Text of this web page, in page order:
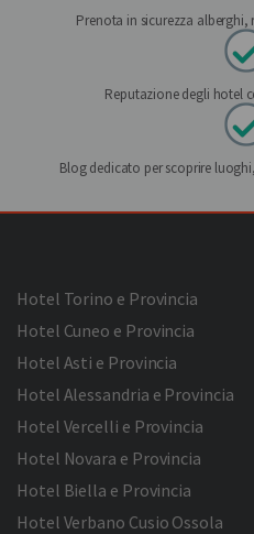
Prenota in sicurezza
Reputazione degli hotel
Blog dedicato per scoprire
Hotel Torino e Provincia
Hotel Cuneo e Provincia
Hotel Asti e Provincia
Hotel Alessandria e Provincia
Hotel Vercelli e Provincia
Hotel Novara e Provincia
Hotel Biella e Provincia
Hotel Verbano Cusio Ossola